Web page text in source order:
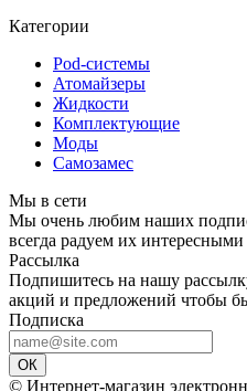
Категории
Pod-системы
Атомайзеры
Жидкости
Комплектующие
Моды
Самозамес
Мы в сети
Мы очень любим наших
всегда радуем их
Рассылка
Подпишитесь на нашу
акций и предложений чтобы
Подписка
ОК
© Интернет-магазин